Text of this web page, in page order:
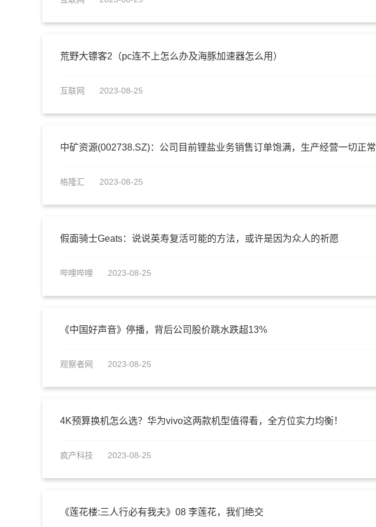
荒野大镖客2（pc连不上怎么办及海豚加速器怎么用）
互联网 2023-08-25
中矿资源(002738.SZ)：公司目前锂盐业务销售订单饱满，生产经营一切正常
格隆汇 2023-08-25
假面骑士Geats：说说英寿复活可能的方法，或许是因为众人的祈愿
哔哩哔哩 2023-08-25
《中国好声音》停播，背后公司股价跳水跌超13%
观察者网 2023-08-25
4K预算换机怎么选？华为vivo这两款机型值得看，全方位实力均衡！
疯产科技 2023-08-25
《莲花楼:三人行必有我夫》08 李莲花，我们绝交